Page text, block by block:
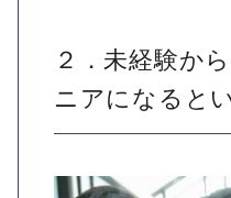
２．未経験か
ニアになると